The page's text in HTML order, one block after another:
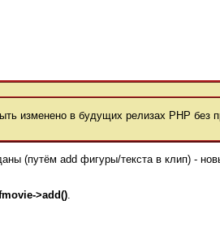
изменено в будущих релизах РНР без
(путём add фигуры/текста в клип) -
>add()